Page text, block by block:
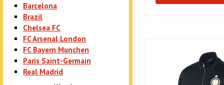
Barcelona
Brazil
Chelsea FC
FC Arsenal London
FC Bayern Munchen
Paris Saint-Germain
Real Madrid